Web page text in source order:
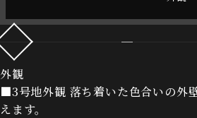
外観
■3号地外観 落ち着いた色合いの外
えます。